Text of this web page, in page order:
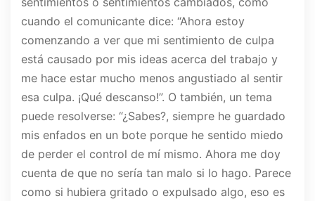
cuando el comunicante dice: “Ahora estoy
comenzando a ver que mi sentimiento de culpa
está causado por mis ideas acerca del trabajo y
me hace estar mucho menos angustiado al sentir
esa culpa. ¡Qué descanso!”. O también, un tema
puede resolverse: “¿Sabes?, siempre he guardado
mis enfados en un bote porque he sentido miedo
de perder el control de mí mismo. Ahora me doy
cuenta de que no sería tan malo si lo hago. Parece
como si hubiera gritado o expulsado algo, eso es